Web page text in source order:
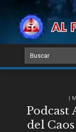
content
|
Podcast
del